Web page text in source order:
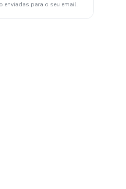
enviadas para o seu email.